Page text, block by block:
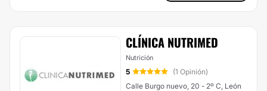
CLÍNICA NUTRIMED
Nutrición
5
(1 Opinión)
Calle Burgo nuevo, 20 - 2º C, León